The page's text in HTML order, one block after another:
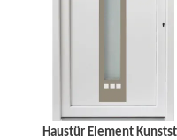
Haustür Element